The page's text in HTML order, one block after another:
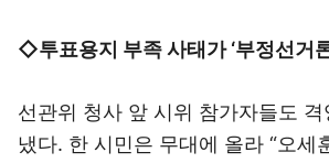
◇투표용지 부족 사태가 ‘부정선거
선관위 청사 앞 시위 참가자들도
냈다. 한 시민은 무대에 올라 “오세